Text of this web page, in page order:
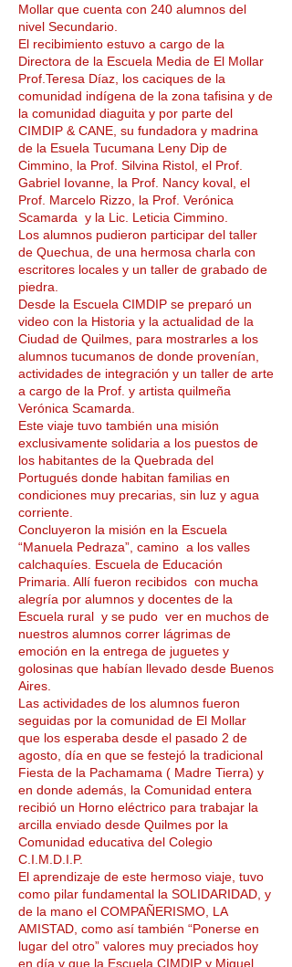
Mollar que cuenta con 240 alumnos del
nivel Secundario.
El recibimiento estuvo a cargo de la
Directora de la Escuela Media de El Mollar
Prof.Teresa Díaz, los caciques de la
comunidad indígena de la zona tafisina y de
la comunidad diaguita y por parte del
CIMDIP & CANE, su fundadora y madrina
de la Esuela Tucumana Leny Dip de
Cimmino, la Prof. Silvina Ristol, el Prof.
Gabriel Iovanne, la Prof. Nancy koval, el
Prof. Marcelo Rizzo, la Prof. Verónica
Scamarda y la Lic. Leticia Cimmino.
Los alumnos pudieron participar del taller
de Quechua, de una hermosa charla con
escritores locales y un taller de grabado de
piedra.
Desde la Escuela CIMDIP se preparó un
video con la Historia y la actualidad de la
Ciudad de Quilmes, para mostrarles a los
alumnos tucumanos de donde provenían,
actividades de integración y un taller de arte
a cargo de la Prof. y artista quilmeña
Verónica Scamarda.
Este viaje tuvo también una misión
exclusivamente solidaria a los puestos de
los habitantes de la Quebrada del
Portugués donde habitan familias en
condiciones muy precarias, sin luz y agua
corriente.
Concluyeron la misión en la Escuela
“Manuela Pedraza”, camino a los valles
calchaquíes. Escuela de Educación
Primaria. Allí fueron recibidos con mucha
alegría por alumnos y docentes de la
Escuela rural y se pudo ver en muchos de
nuestros alumnos correr lágrimas de
emoción en la entrega de juguetes y
golosinas que habían llevado desde Buenos
Aires.
Las actividades de los alumnos fueron
seguidas por la comunidad de El Mollar
que los esperaba desde el pasado 2 de
agosto, día en que se festejó la tradicional
Fiesta de la Pachamama ( Madre Tierra) y
en donde además, la Comunidad entera
recibió un Horno eléctrico para trabajar la
arcilla enviado desde Quilmes por la
Comunidad educativa del Colegio
C.I.M.D.I.P.
El aprendizaje de este hermoso viaje, tuvo
como pilar fundamental la SOLIDARIDAD, y
de la mano el COMPAÑERISMO, LA
AMISTAD, como así también “Ponerse en
lugar del otro” valores muy preciados hoy
en día y que la Escuela CIMDIP y Miguel